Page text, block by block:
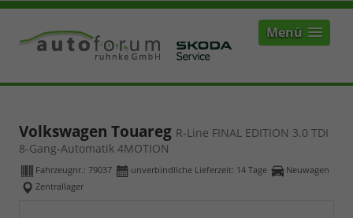
Menü
Volkswagen Touareg R-Line FINAL EDITION 3.0 TDI
8-Gang-Automatik 4MOTION
Fahrzeugnr.: 79037 unverbindliche Lieferzeit: 14 Tage
Neuwagen
Zentrallager